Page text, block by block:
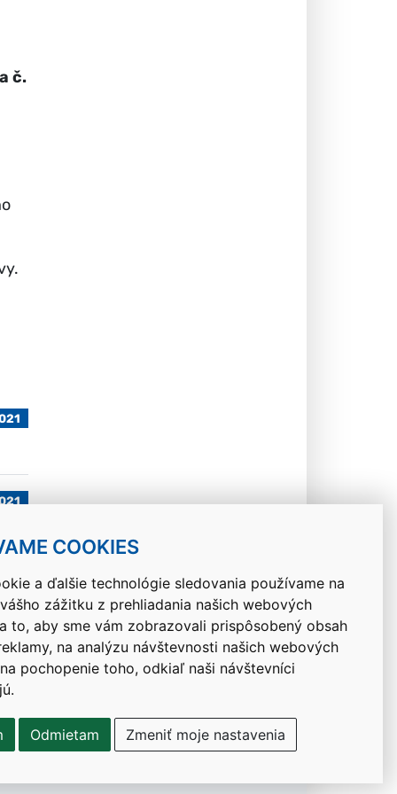
COOKIES
a ďalšie technológie sledovania používame na
zážitku z prehliadania našich webových
to, aby sme vám zobrazovali prispôsobený obsah
na analýzu návštevnosti našich webových
pochopenie toho, odkiaľ naši návštevníci
Odmietam Zmeniť moje nastavenia
č.
Návrat hore